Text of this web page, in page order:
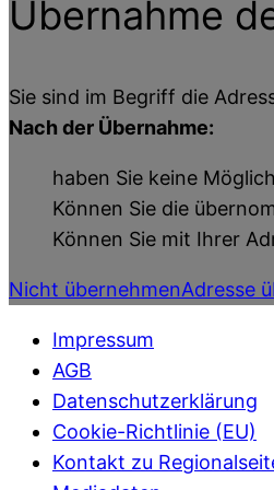
Übernahme
Sie sind im Begriff die
Nach der Übernahme:
haben Sie keine
Können Sie die
Können Sie mit Ihrer
Nicht übernehmenAdresse
Impressum
AGB
Datenschutzerklärung
Cookie-Richtlinie (EU)
Kontakt zu